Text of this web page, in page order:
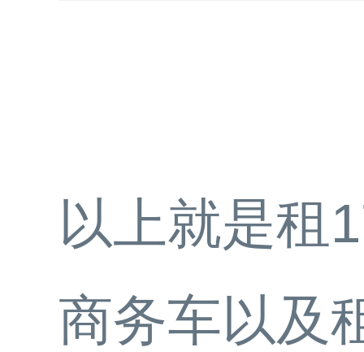
以上就是租
商务车以及